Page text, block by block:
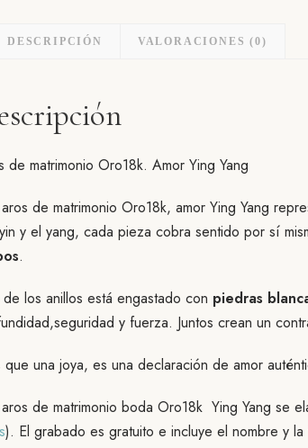
DESCRIPCIÓN VALORACIONES (0)
de matrimonio Oro18k. Amor Ying Yang
de matrimonio Oro18k, amor Ying Yang
y el yang, cada pieza cobra sentido por sí
.
de los anillos está engastado con piedras
y fuerza. Juntos crean un
que una joya, es una declaración de amor
de matrimonio boda Oro18k Ying Yang se
). El grabado es gratuito e incluye el nombre y